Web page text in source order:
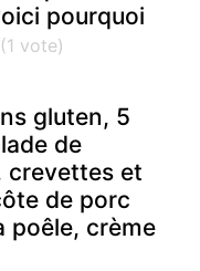
pourquoi
gluten, 5
de
crevettes et
de porc
poêle, crème